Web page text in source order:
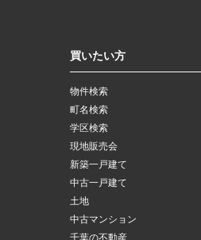
買いたい方
物件検索
町名検索
学区検索
現地販売会
新築一戸建て
中古一戸建て
土地
中古マンション
千葉の不動産